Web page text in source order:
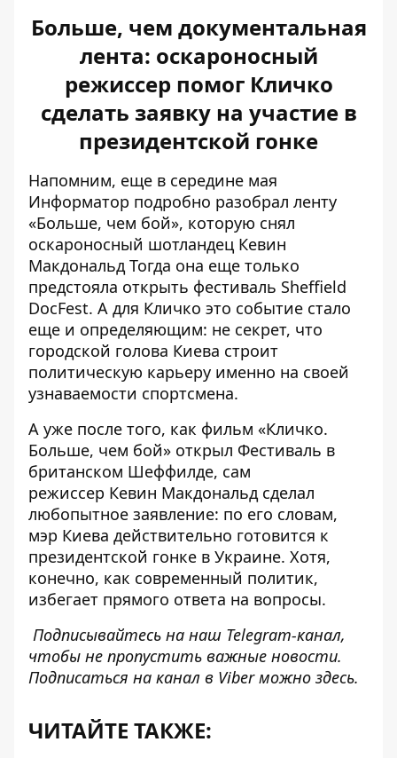
Больше, чем документальная
лента: оскароносный
режиссер помог Кличко
сделать заявку на участие в
президентской гонке
Напомним, еще в середине мая
Информатор подробно разобрал ленту
«Больше, чем бой», которую снял
оскароносный шотландец Кевин
Макдональд Тогда она еще только
предстояла открыть фестиваль Sheffield
DocFest. А для Кличко это событие стало
еще и определяющим: не секрет, что
городской голова Киева строит
политическую карьеру именно на своей
узнаваемости спортсмена.
А уже после того, как фильм «Кличко.
Больше, чем бой» открыл Фестиваль в
британском Шеффилде, сам
режиссер Кевин Макдональд сделал
любопытное заявление: по его словам,
мэр Киева действительно готовится к
президентской гонке в Украине. Хотя,
конечно, как современный политик,
избегает прямого ответа на вопросы.
Подписывайтесь на наш Telegram-канал,
чтобы не пропустить важные новости.
Подписаться на канал в Viber можно здесь.
ЧИТАЙТЕ ТАКЖЕ: